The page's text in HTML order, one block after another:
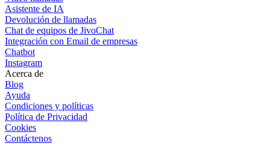
Asistente de IA
Devolución de llamadas
Chat de equipos de JivoChat
Integración con Email de empresas
Chatbot
Instagram
Acerca de
Blog
Ayuda
Condiciones y políticas
Política de Privacidad
Cookies
Contáctenos